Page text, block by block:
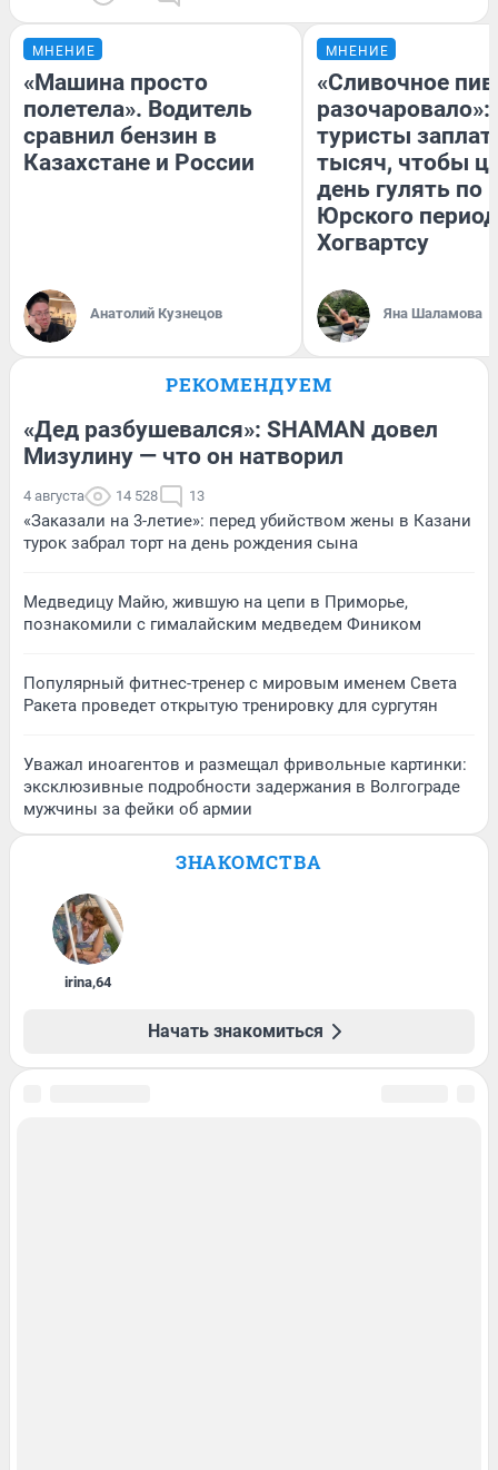
МНЕНИЕ
«Машина просто
полетела». Водитель
сравнил бензин в
Казахстане и России
Анатолий Кузнецов
МНЕНИЕ
«Сливочное
разочаровало»:
туристы
тысяч, чтобы
день гулять по
Юрского
Хогвартсу
Яна Шаламова
РЕКОМЕНДУЕМ
«Дед разбушевался»: SHAMAN довел
Мизулину — что он натворил
4 августа 14 528 13
«Заказали на 3-летие»: перед убийством жены в Казани
турок забрал торт на день рождения сына
Медведицу Майю, жившую на цепи в Приморье,
познакомили с гималайским медведем Фиником
Популярный фитнес-тренер с мировым именем Света
Ракета проведет открытую тренировку для сургутян
Уважал иноагентов и размещал фривольные картинки:
эксклюзивные подробности задержания в Волгограде
мужчины за фейки об армии
ЗНАКОМСТВА
irina,64
Начать знакомиться